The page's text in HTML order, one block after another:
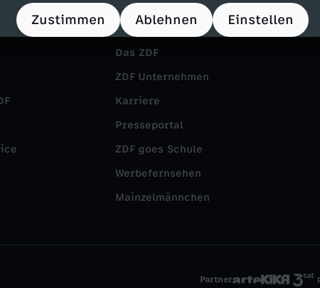
Zustimmen Ablehnen Einstellen
Das ZDF
ZDF Unternehmen
Karriere
Presseportal
ZDF goes Schule
Werbefernsehen
Mainzelmännchen
Partner